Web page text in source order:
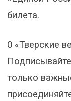
билета.
0 «Тверские
только